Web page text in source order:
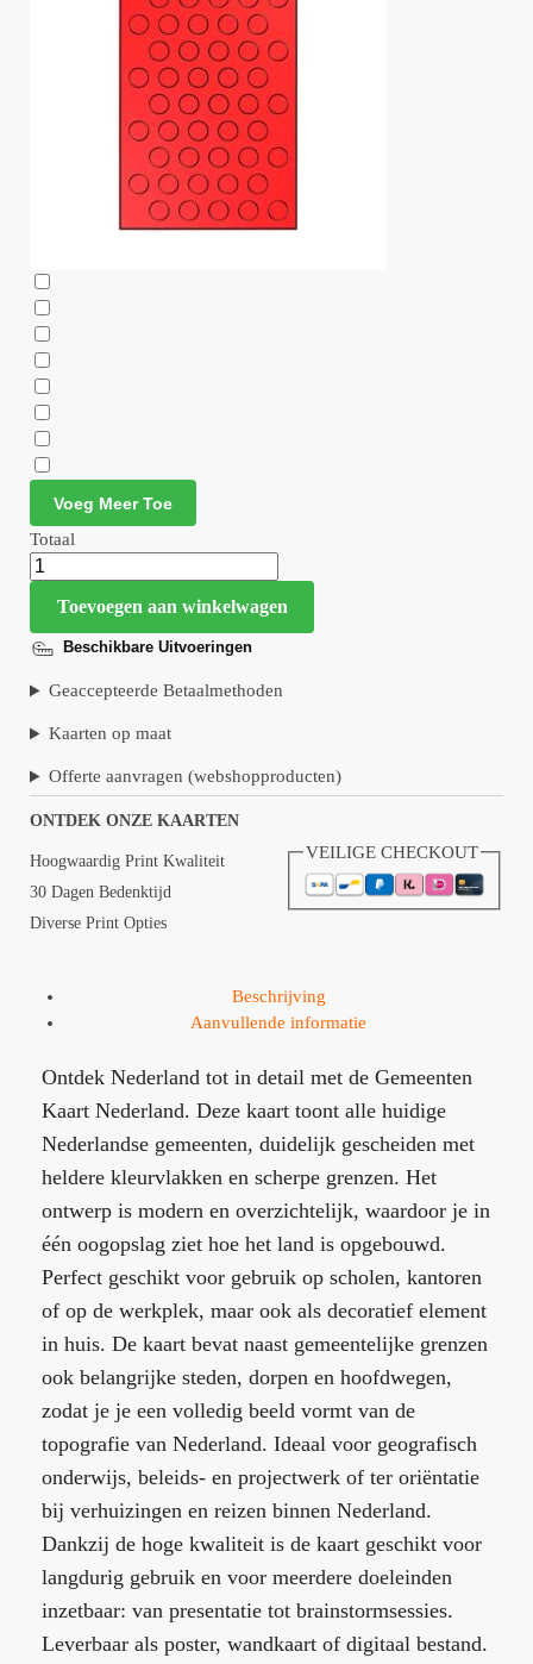
Voeg Meer Toe
Totaal
Toevoegen aan winkelwagen
Beschikbare Uitvoeringen
Geaccepteerde Betaalmethoden
Kaarten op maat
Offerte aanvragen (webshopproducten)
ONTDEK ONZE KAARTEN
Hoogwaardig Print Kwaliteit
30 Dagen Bedenktijd
Diverse Print Opties
VEILIGE CHECKOUT
Beschrijving
Aanvullende informatie
Ontdek Nederland tot in detail met de Gemeenten
Kaart Nederland. Deze kaart toont alle huidige
Nederlandse gemeenten, duidelijk gescheiden met
heldere kleurvlakken en scherpe grenzen. Het
ontwerp is modern en overzichtelijk, waardoor je in
één oogopslag ziet hoe het land is opgebouwd.
Perfect geschikt voor gebruik op scholen, kantoren
of op de werkplek, maar ook als decoratief element
in huis. De kaart bevat naast gemeentelijke grenzen
ook belangrijke steden, dorpen en hoofdwegen,
zodat je je een volledig beeld vormt van de
topografie van Nederland. Ideaal voor geografisch
onderwijs, beleids- en projectwerk of ter oriëntatie
bij verhuizingen en reizen binnen Nederland.
Dankzij de hoge kwaliteit is de kaart geschikt voor
langdurig gebruik en voor meerdere doeleinden
inzetbaar: van presentatie tot brainstormsessies.
Leverbaar als poster, wandkaart of digitaal bestand.